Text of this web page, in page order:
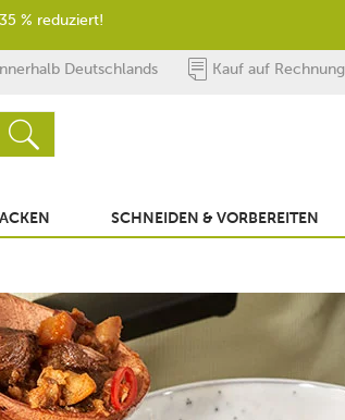
Deutschlands Kauf auf Rechnung
SCHNEIDEN & VORBEREITEN
% reduziert!